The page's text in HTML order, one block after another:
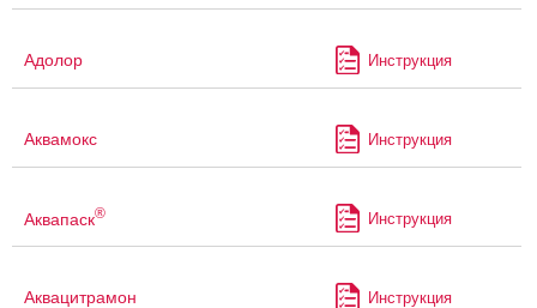
Адолор Инструкция
Аквамокс Инструкция
Аквапаск® Инструкция
Аквацитрамон Инструкция